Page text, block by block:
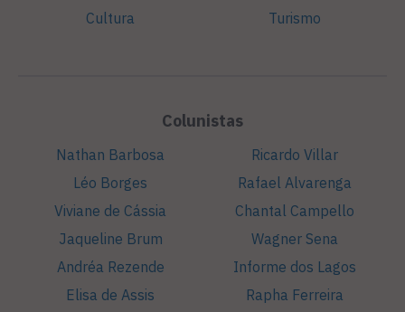
Cultura
Turismo
Colunistas
Nathan Barbosa
Léo Borges
Viviane de Cássia
Jaqueline Brum
Andréa Rezende
Elisa de Assis
Ricardo Villar
Rafael Alvarenga
Chantal Campello
Wagner Sena
Informe dos Lagos
Rapha Ferreira